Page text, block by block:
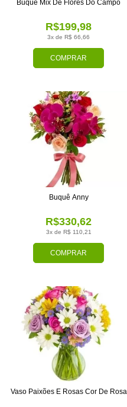
COMPRAR
3x de R$ 66,66
R$199,98
Buquê Mix De Flores Do Campo
COMPRAR
3x de R$ 110,21
R$330,62
Buquê Anny
Vaso Paixões E Rosas Cor De Rosa